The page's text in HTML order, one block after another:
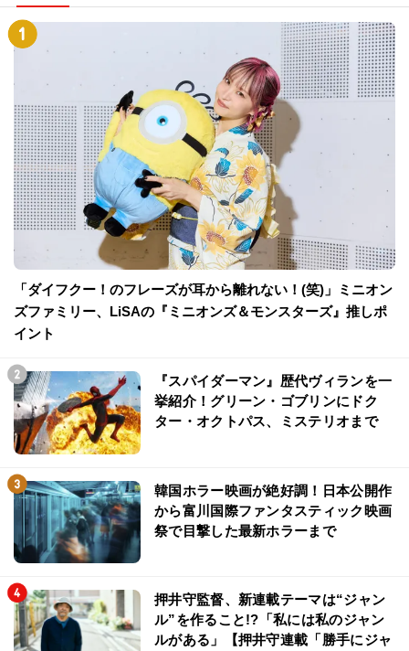
「ダイフクー！のフレーズが耳から離れない！(笑)」ミニオン
ズファミリー、LiSAの『ミニオンズ＆モンスターズ』推しポ
イント
『スパイダーマン』歴代ヴィランを一
挙紹介！グリーン・ゴブリンにドク
ター・オクトパス、ミステリオまで
韓国ホラー映画が絶好調！日本公開作
から富川国際ファンタスティック映画
祭で目撃した最新ホラーまで
押井守監督、新連載テーマは“ジャン
ル”を作ること!?「私には私のジャン
ルがある」【押井守連載「勝手にジャ